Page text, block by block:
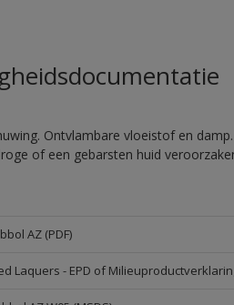
Ontvlambare vloeistof en
of een gebarsten huid
AZ (PDF)
Laquers - EPD of